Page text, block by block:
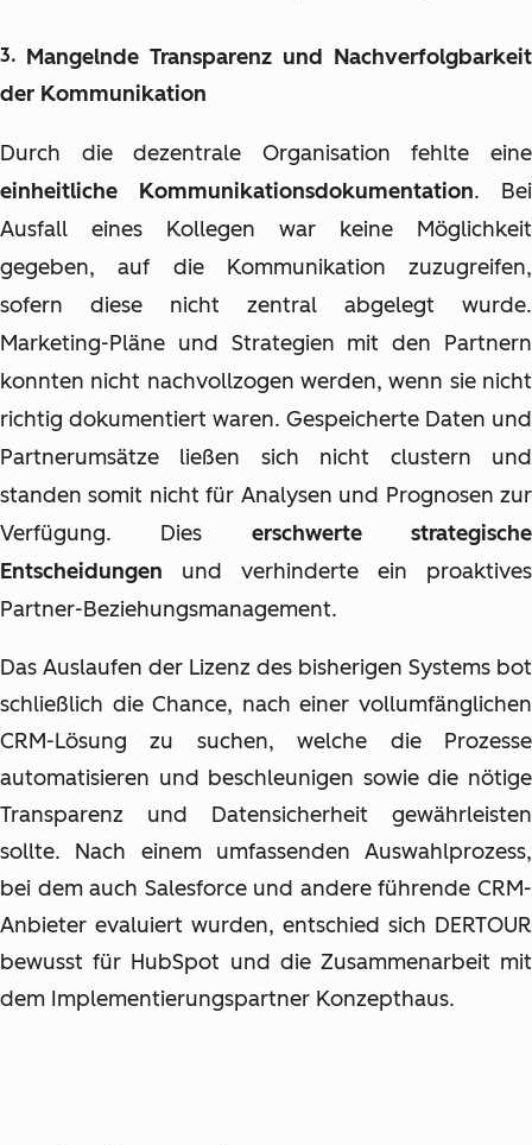
Mangelnde Transparenz und Nachverfolgbarkeit
der Kommunikation
Durch die dezentrale Organisation fehlte eine
einheitliche Kommunikationsdokumentation. Bei
Ausfall eines Kollegen war keine Möglichkeit
gegeben, auf die Kommunikation zuzugreifen,
sofern diese nicht zentral abgelegt wurde.
Marketing-Pläne und Strategien mit den Partnern
konnten nicht nachvollzogen werden, wenn sie nicht
richtig dokumentiert waren. Gespeicherte Daten und
Partnerumsätze ließen sich nicht clustern und
standen somit nicht für Analysen und Prognosen zur
Verfügung. Dies erschwerte strategische
Entscheidungen und verhinderte ein proaktives
Partner-Beziehungsmanagement.
Das Auslaufen der Lizenz des bisherigen Systems bot
schließlich die Chance, nach einer vollumfänglichen
CRM-Lösung zu suchen, welche die Prozesse
automatisieren und beschleunigen sowie die nötige
Transparenz und Datensicherheit gewährleisten
sollte. Nach einem umfassenden Auswahlprozess,
bei dem auch Salesforce und andere führende CRM-
Anbieter evaluiert wurden, entschied sich DERTOUR
bewusst für HubSpot und die Zusammenarbeit mit
dem Implementierungspartner Konzepthaus.